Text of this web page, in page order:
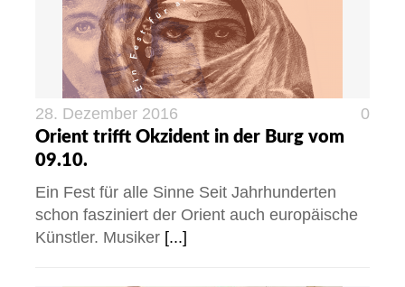
28. Dezember 2016
0
Orient trifft Okzident in der Burg vom
09.10.
Ein Fest für alle Sinne Seit Jahrhunderten
schon fasziniert der Orient auch europäische
Künstler. Musiker [...]